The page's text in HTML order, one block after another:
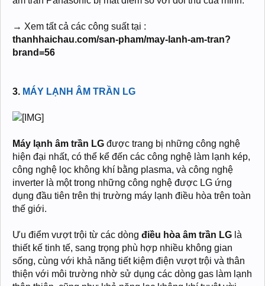
→ Xem tất cả các công suất tại :
thanhhaichau.com/san-pham/may-lanh-am-tran?
brand=56
3. MÁY LẠNH ÂM TRẦN LG
Máy lạnh âm trần LG được trang bị những công nghệ
hiện đại nhất, có thể kể đến các công nghệ làm lạnh kép,
công nghệ lọc không khí bằng plasma, và công nghệ
inverter là một trong những công nghệ được LG ứng
dụng đầu tiên trên thị trường máy lạnh điều hòa trên toàn
thế giới.
Ưu điểm vượt trội từ các dòng điều hòa âm trần LG là
thiết kế tinh tế, sang trọng phù hợp nhiều không gian
sống, cùng với khả năng tiết kiệm điện vượt trội và thân
thiện với môi trường nhờ sử dụng các dòng gas làm lạnh